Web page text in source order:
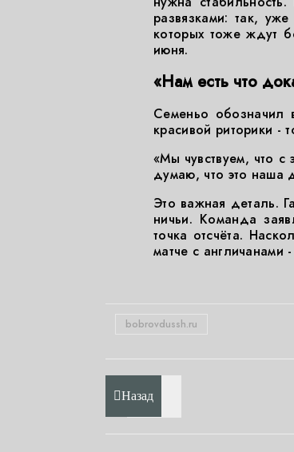
развязками: так,
которых тоже ждут
июня.
«Нам есть что
Семеньо обозначил
красивой риторики -
«Мы чувствуем, что с
думаю, что это наша
Это важная деталь.
ничьи. Команда
точка отсчёта.
матче с
bobrovdussh.ru
Назад